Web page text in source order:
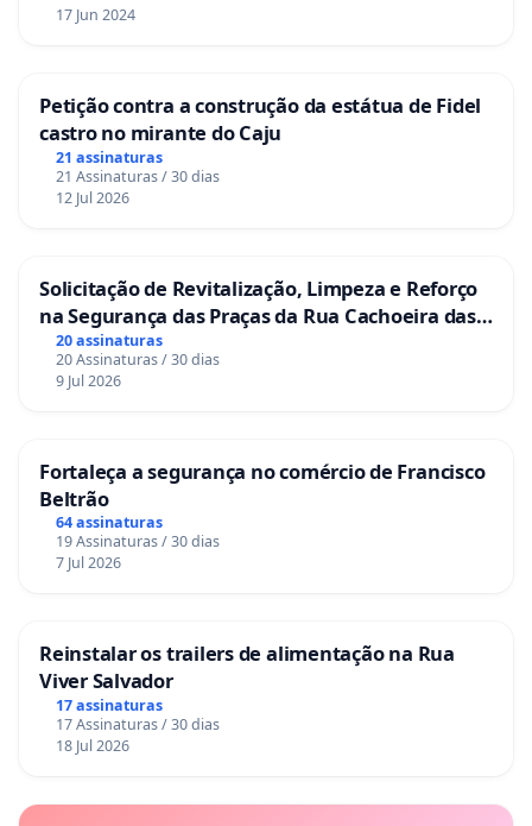
17 Jun 2024
Petição contra a construção da estátua de Fidel
castro no mirante do Caju
21 assinaturas
21 Assinaturas / 30 dias
12 Jul 2026
Solicitação de Revitalização, Limpeza e Reforço
na Segurança das Praças da Rua Cachoeira das
Sete Ilhas
20 assinaturas
20 Assinaturas / 30 dias
9 Jul 2026
Fortaleça a segurança no comércio de Francisco
Beltrão
64 assinaturas
19 Assinaturas / 30 dias
7 Jul 2026
Reinstalar os trailers de alimentação na Rua
Viver Salvador
17 assinaturas
17 Assinaturas / 30 dias
18 Jul 2026